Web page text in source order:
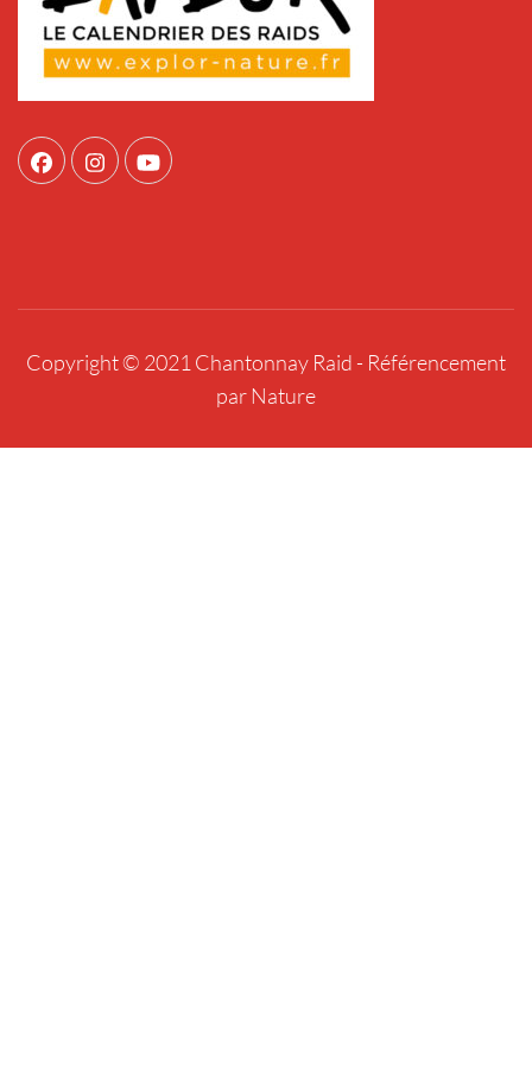
Copyright © 2021 Chantonnay Raid - Référencement
par Nature